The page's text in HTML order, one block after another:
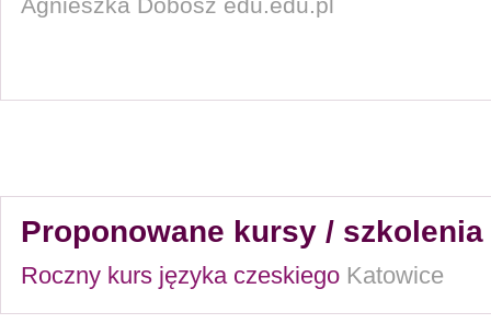
Proponowane kursy / szkolenia
Roczny kurs języka czeskiego Katowice